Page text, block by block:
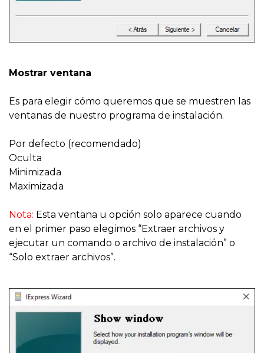
Mostrar ventana
Es para elegir cómo queremos que se muestren las
ventanas de nuestro programa de instalación.
Por defecto (recomendado)
Oculta
Minimizada
Maximizada
Nota: Esta ventana u opción solo aparece cuando
en el primer paso elegimos “Extraer archivos y
ejecutar un comando o archivo de instalación” o
“Solo extraer archivos”.